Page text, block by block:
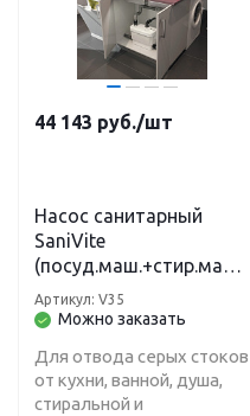
44 143 руб./шт
Насос санитарный
SaniVite
(посуд.маш.+стир.маш.
+раковина+душ) H-5 м,
L-50 м
Можно заказать
Артикул: V35
Для отвода серых стоков
от кухни, ванной, душа,
стиральной и